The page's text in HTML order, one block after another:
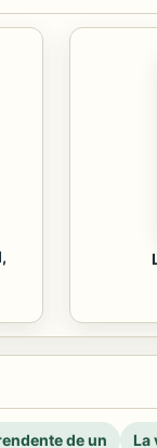
de un La